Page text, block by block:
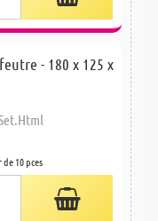
- 180 x 125 x
10 pces